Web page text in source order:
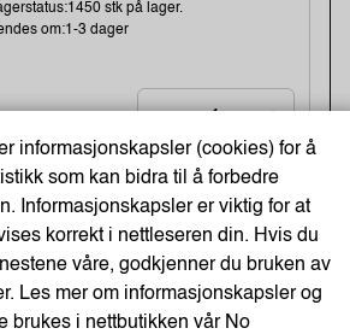
stk på lager.
om:1-3 dager
Kjøp
Nøytralt A4 80G (500 ark) -
/
informasjonskapsler (cookies) for å
som kan bidra til å forbedre
Informasjonskapsler er viktig for at
korrekt i nettleseren din. Hvis du
våre, godkjenner du bruken av
Les mer om informasjonskapsler og
brukes i nettbutikken vårNo